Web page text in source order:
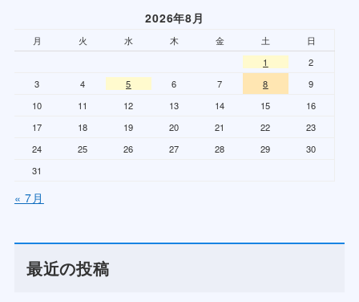
2026年8月
月 火 水 木 金 土
日
1
2
3
4 5 6 7 8
9
10
11 12 13 14 15
16
17
18 19 20 21 22
23
24
25 26 27 28 29
30
31
« 7月
最近の投稿